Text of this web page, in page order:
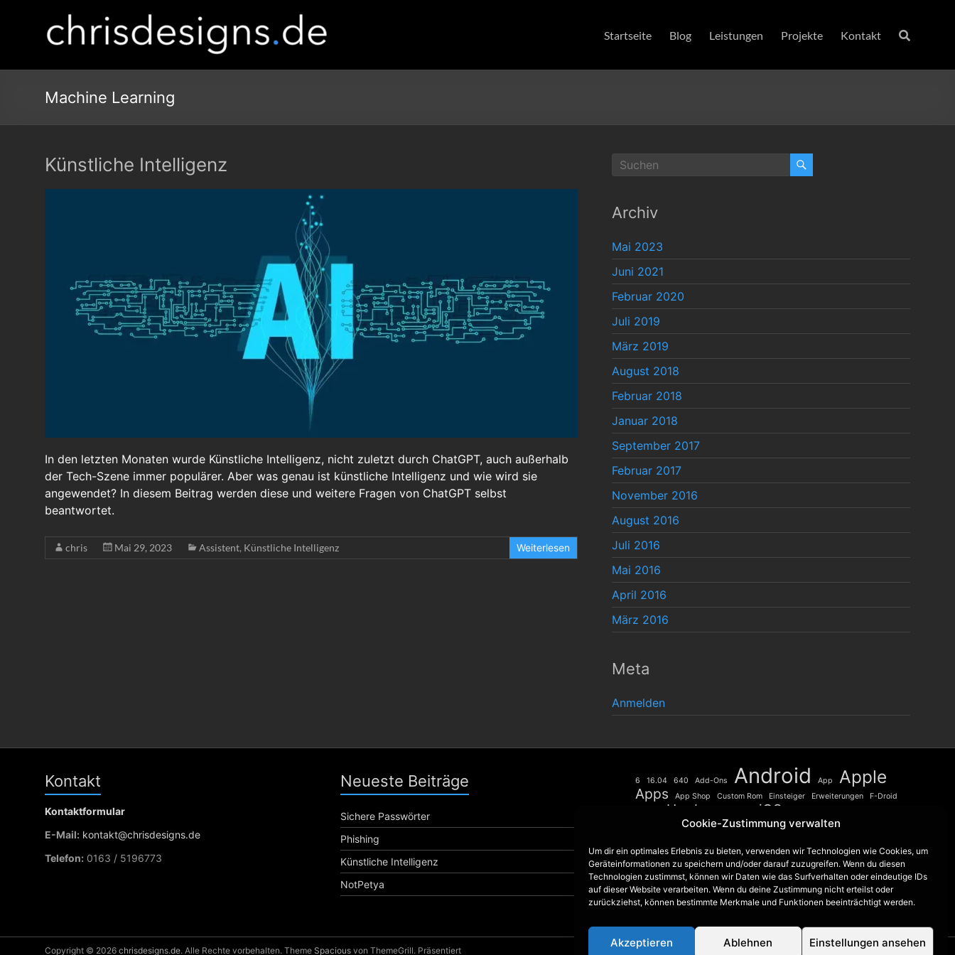
Cookie-Zustimmung verwalten
Um dir ein optimales Erlebnis zu bieten, verwenden wir Technologien wie Cookies, um
Geräteinformationen zu speichern und/oder darauf zuzugreifen. Wenn du diesen
Technologien zustimmst, können wir Daten wie das Surfverhalten oder eindeutige IDs
auf dieser Website verarbeiten. Wenn du deine Zustimmung nicht erteilst oder
zurückziehst, können bestimmte Merkmale und Funktionen beeinträchtigt werden.
Akzeptieren Ablehnen Einstellungen ansehen
Startseite Blog Leistungen Projekte Kontakt
Machine Learning
Künstliche Intelligenz
In den letzten Monaten wurde Künstliche Intelligenz, nicht zuletzt durch ChatGPT, auch außerhalb
der Tech-Szene immer populärer. Aber was genau ist künstliche Intelligenz und wie wird sie
angewendet? In diesem Beitrag werden diese und weitere Fragen von ChatGPT selbst
beantwortet.
chris Mai 29, 2023 Assistent, Künstliche Intelligenz Weiterlesen
Archiv
Mai 2023
Juni 2021
Februar 2020
Juli 2019
März 2019
August 2018
Februar 2018
Januar 2018
September 2017
Februar 2017
November 2016
August 2016
Juli 2016
Mai 2016
April 2016
März 2016
Meta
Anmelden
Kontakt
Kontaktformular
E-Mail: kontakt@chrisdesigns.de
Telefon: 0163 / 5196773
Neueste Beiträge
Sichere Passwörter
Phishing
Künstliche Intelligenz
NotPetya
6 16.04 640 Add-Ons Android App Apple
Apps App Shop Custom Rom Einsteiger Erweiterungen
F-Droid
Hardware iOS
Mac Microsoft Nextcloud Oberflächen
Review SE security Sensation sicherer
Sicherheit Smartphone Studio Ubuntu
universum iOS 9
Upgrade
Vergleich windows Windows 10
Copyright © 2026 chrisdesigns.de. Alle Rechte vorbehalten. Theme Spacious von ThemeGrill. Präsentiert